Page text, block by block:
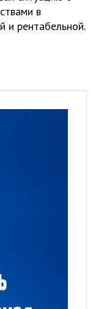
в
и рентабельной.